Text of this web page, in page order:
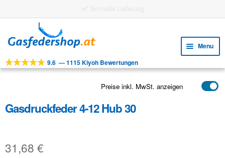
to
navigation
to
content
Menu
WERKZEUGE
menu
ANWENDUNGEN
FAQ
9.6 —1115 Kiyoh Bewertungen
Preise inkl. MwSt. anzeigen
Gasdruckfeder 4-12 Hub 30
31,68 €